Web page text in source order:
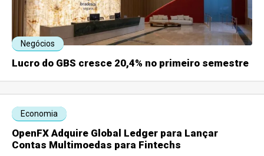
Negócios
Lucro do GBS cresce 20,4% no primeiro semestre
Economia
OpenFX Adquire Global Ledger para Lançar
Contas Multimoedas para Fintechs